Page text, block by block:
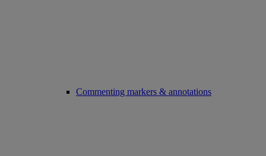
Commenting markers & annotations